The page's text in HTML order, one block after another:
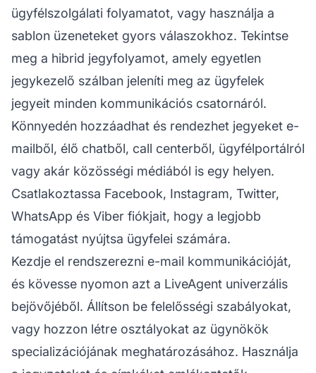
ügyfélszolgálati folyamatot, vagy használja a
sablon üzeneteket gyors válaszokhoz. Tekintse
meg a hibrid jegyfolyamot, amely egyetlen
jegykezelő szálban jeleníti meg az ügyfelek
jegyeit minden kommunikációs csatornáról.
Könnyedén hozzáadhat és rendezhet jegyeket e-
mailből, élő chatből, call centerből, ügyfélportálról
vagy akár közösségi médiából is egy helyen.
Csatlakoztassa Facebook, Instagram, Twitter,
WhatsApp és Viber fiókjait, hogy a legjobb
támogatást nyújtsa ügyfelei számára.
Kezdje el rendszerezni e-mail kommunikációját,
és kövesse nyomon azt a LiveAgent univerzális
bejövőjéből. Állítson be felelősségi szabályokat,
vagy hozzon létre osztályokat az ügynökök
specializációjának meghatározásához. Használja